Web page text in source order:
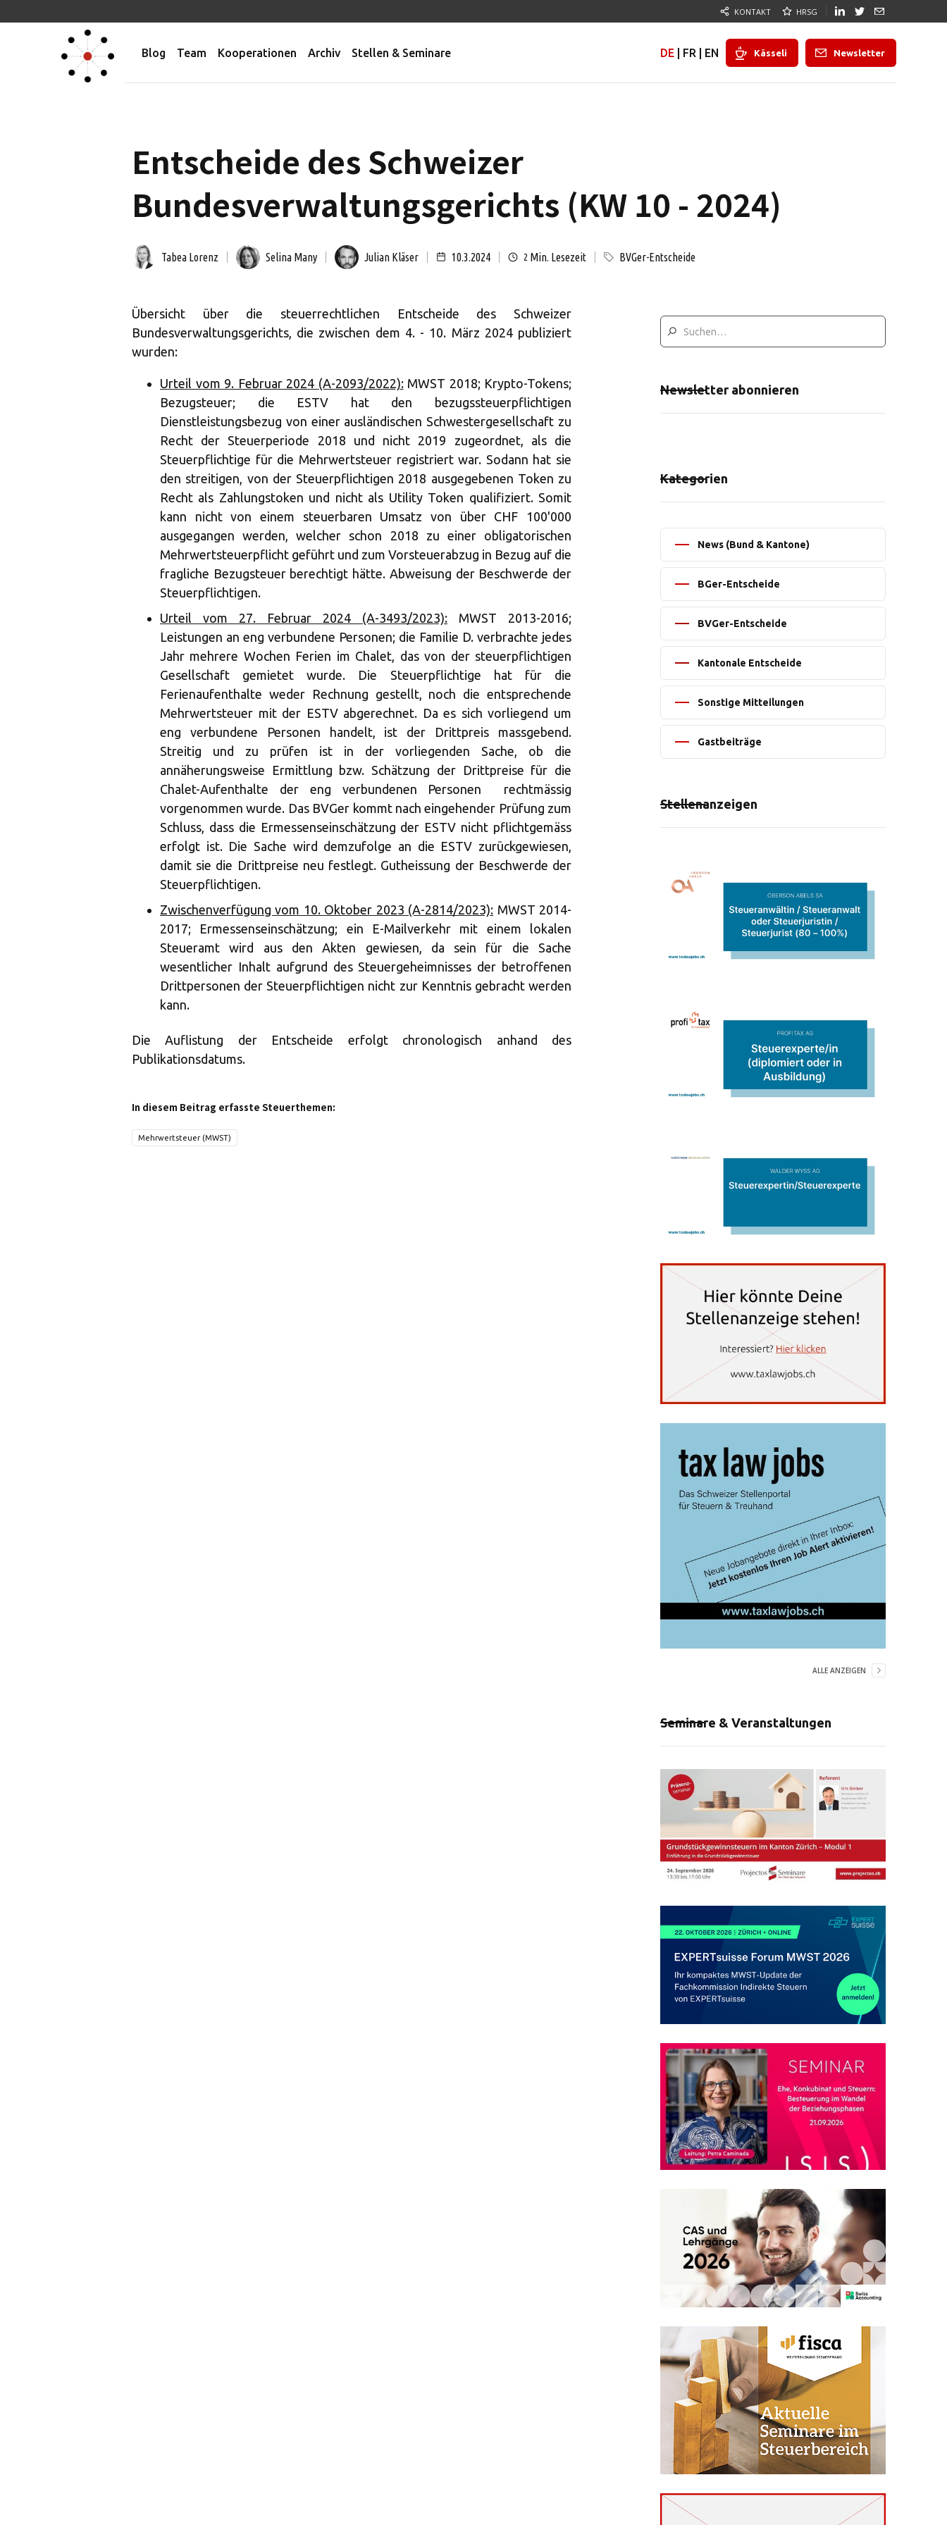
KONTAKT HRSG
Blog Team Kooperationen Archiv Stellen & Seminare DE FR EN Kässeli Newsletter
Entscheide des Schweizer
Bundesverwaltungsgerichts (KW 10 - 2024)
Tabea Lorenz Selina Many Julian Kläser 10.3.2024 2 Min. Lesezeit BVGer-Entscheide
Übersicht über die steuerrechtlichen Entscheide des Schweizer
Bundesverwaltungsgerichts, die zwischen dem 4. - 10. März 2024 publiziert
wurden:
Urteil vom 9. Februar 2024 (A-2093/2022):MWST 2018; Krypto-Tokens;
Bezugsteuer; die ESTV hat den bezugssteuerpflichtigen
Dienstleistungsbezug von einer ausländischen Schwestergesellschaft zu
Recht der Steuerperiode 2018 und nicht 2019 zugeordnet, als die
Steuerpflichtige für die Mehrwertsteuer registriert war. Sodann hat sie
den streitigen, von der Steuerpflichtigen 2018 ausgegebenen Token zu
Recht als Zahlungstoken und nicht als Utility Token qualifiziert. Somit
kann nicht von einem steuerbaren Umsatz von über CHF 100'000
ausgegangen werden, welcher schon 2018 zu einer obligatorischen
Mehrwertsteuerpflicht geführt und zum Vorsteuerabzug in Bezug auf die
fragliche Bezugsteuer berechtigt hätte. Abweisung der Beschwerde der
Steuerpflichtigen.
Urteil vom 27. Februar 2024 (A-3493/2023): MWST 2013-2016;
Leistungen an eng verbundene Personen; die Familie D. verbrachte jedes
Jahr mehrere Wochen Ferien im Chalet, das von der steuerpflichtigen
Gesellschaft gemietet wurde. Die Steuerpflichtige hat für die
Ferienaufenthalte weder Rechnung gestellt, noch die entsprechende
Mehrwertsteuer mit der ESTV abgerechnet. Da es sich vorliegend um
eng verbundene Personen handelt, ist der Drittpreis massgebend.
Streitig und zu prüfen ist in der vorliegenden Sache, ob die
annäherungsweise Ermittlung bzw. Schätzung der Drittpreise für die
Chalet-Aufenthalte der eng verbundenen Personen rechtmässig
vorgenommen wurde. Das BVGer kommt nach eingehender Prüfung zum
Schluss, dass die Ermessenseinschätzung der ESTV nicht pflichtgemäss
erfolgt ist. Die Sache wird demzufolge an die ESTV zurückgewiesen,
damit sie die Drittpreise neu festlegt. Gutheissung der Beschwerde der
Steuerpflichtigen.
Zwischenverfügung vom 10. Oktober 2023 (A-2814/2023): MWST 2014-
2017; Ermessenseinschätzung; ein E-Mailverkehr mit einem lokalen
Steueramt wird aus den Akten gewiesen, da sein für die Sache
wesentlicher Inhalt aufgrund des Steuergeheimnisses der betroffenen
Drittpersonen der Steuerpflichtigen nicht zur Kenntnis gebracht werden
kann.
Die Auflistung der Entscheide erfolgt chronologisch anhand des
Publikationsdatums.
In diesem Beitrag erfasste Steuerthemen:
Mehrwertsteuer (MWST)
Newsletter abonnieren
Kategorien
News (Bund & Kantone)
BGer-Entscheide
BVGer-Entscheide
Kantonale Entscheide
Sonstige Mitteilungen
Gastbeiträge
Stellenanzeigen
ALLE ANZEIGEN
Seminare & Veranstaltungen